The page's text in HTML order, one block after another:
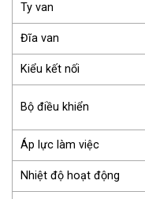
Ty van
Đĩa van
Kiểu kết nối
Bộ điều khiển
Áp lực làm việc
Nhiệt độ hoạt động